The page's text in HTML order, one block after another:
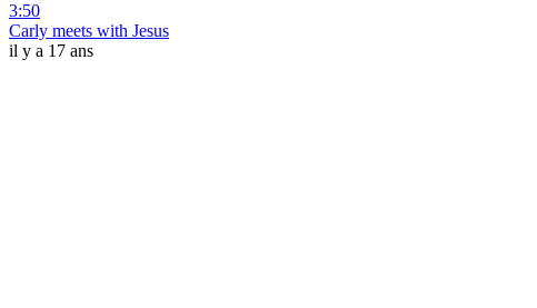
3:50
Carly meets with Jesus
il y a 17 ans